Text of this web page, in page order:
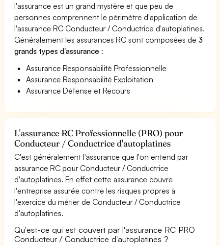
l'assurance est un grand mystère et que peu de
personnes comprennent le périmètre d'application de
l'assurance RC Conducteur / Conductrice d'autoplatines.
Généralement les assurances RC sont composées de3
grands types d'assurance :
Assurance Responsabilité Professionnelle
Assurance Responsabilité Exploitation
Assurance Défense et Recours
L'assurance RC Professionnelle (PRO) pour
Conducteur / Conductrice d'autoplatines
C'est généralement l'assurance que l'on entend par
assurance RC pour Conducteur / Conductrice
d'autoplatines. En effet cette assurance couvre
l'entreprise assurée contre les risques propres à
l'exercice du métier de Conducteur / Conductrice
d'autoplatines.
Qu'est-ce qui est couvert par l'assurance RC PRO
Conducteur / Conductrice d'autoplatines ?